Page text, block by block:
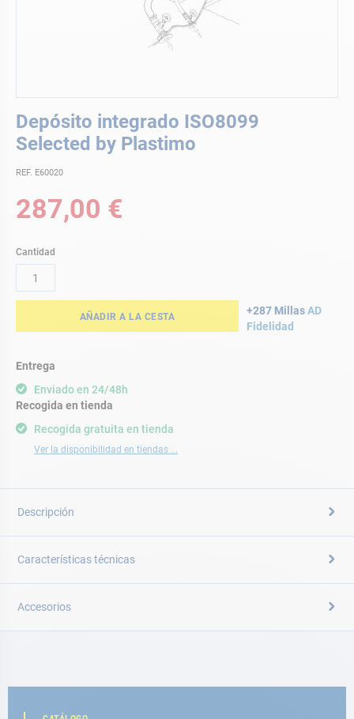
Depósito integrado ISO8099
Selected by Plastimo
REF. E60020
287,00 €
Cantidad
AÑADIR A LA CESTA +287 MillasAD
Fidelidad
Entrega
Enviado en 24/48h
Recogida gratuita en tienda
Ver la disponibilidad en tiendas ...
Recogida en tienda
al
comienzo
de
la
de
imágenes
Descripción
Características técnicas
Accesorios